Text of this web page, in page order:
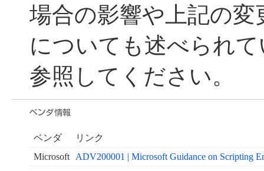
場合の影響や上記の変
についても述べられ
参照してください。
ベンダ
リンク
Microsoft
ADV200001 | Microsoft Guidance on Scripting